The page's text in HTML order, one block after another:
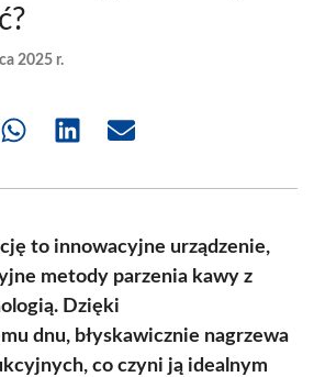
2025 r.
Share Share Share
to innowacyjne urządzenie,
metody parzenia kawy z
Dzięki
dnu, błyskawicznie nagrzewa
co czyni ją idealnym